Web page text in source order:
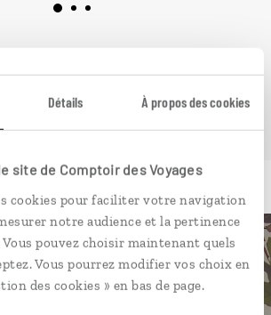
Détails À propos des cookies
site de Comptoir des Voyages
cookies pour faciliter votre navigation
notre audience et la pertinence
pouvez choisir maintenant quels
Vous pourrez modifier vos choix en
des cookies » en bas de page.